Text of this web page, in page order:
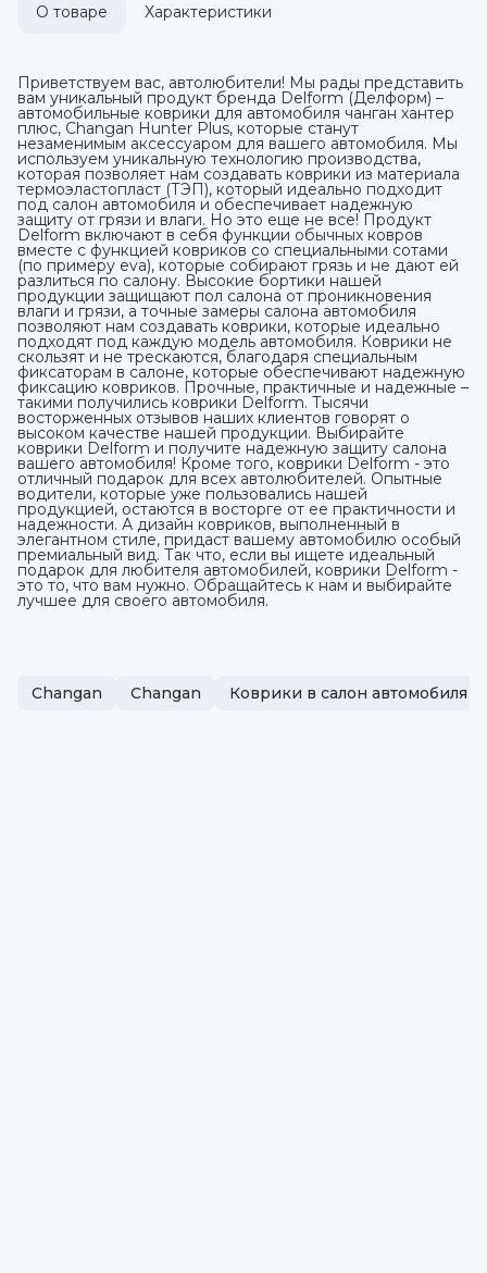
О товаре Характеристики
Приветствуем вас, автолюбители! Мы рады представить
вам уникальный продукт бренда Delform (Делформ) –
автомобильные коврики для автомобиля чанган хантер
плюс, Changan Hunter Plus, которые станут
незаменимым аксессуаром для вашего автомобиля. Мы
используем уникальную технологию производства,
которая позволяет нам создавать коврики из материала
термоэластопласт (ТЭП), который идеально подходит
под салон автомобиля и обеспечивает надежную
защиту от грязи и влаги. Но это еще не все! Продукт
Delform включают в себя функции обычных ковров
вместе с функцией ковриков со специальными сотами
(по примеру eva), которые собирают грязь и не дают ей
разлиться по салону. Высокие бортики нашей
продукции защищают пол салона от проникновения
влаги и грязи, а точные замеры салона автомобиля
позволяют нам создавать коврики, которые идеально
подходят под каждую модель автомобиля. Коврики не
скользят и не трескаются, благодаря специальным
фиксаторам в салоне, которые обеспечивают надежную
фиксацию ковриков. Прочные, практичные и надежные –
такими получились коврики Delform. Тысячи
восторженных отзывов наших клиентов говорят о
высоком качестве нашей продукции. Выбирайте
коврики Delform и получите надежную защиту салона
вашего автомобиля! Кроме того, коврики Delform - это
отличный подарок для всех автолюбителей. Опытные
водители, которые уже пользовались нашей
продукцией, остаются в восторге от ее практичности и
надежности. А дизайн ковриков, выполненный в
элегантном стиле, придаст вашему автомобилю особый
премиальный вид. Так что, если вы ищете идеальный
подарок для любителя автомобилей, коврики Delform -
это то, что вам нужно. Обращайтесь к нам и выбирайте
лучшее для своего автомобиля.
Changan Changan Коврики в салон автомобиля